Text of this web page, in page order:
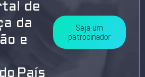
de
da
e
País
Seja um
patrocinador